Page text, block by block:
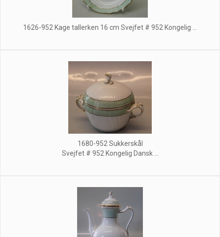
1626-952 Kage tallerken 16 cm Svejfet # 952 Kongelig ...
1680-952 Sukkerskål
Svejfet # 952 Kongelig Dansk ...